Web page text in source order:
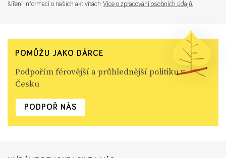
šíření informací o našich aktivitách. Více o zpracování osobních údajů.
POMŮŽU JAKO DÁRCE
Podpořím férovější a průhlednější politiku v
Česku
PODPOŘ NÁS